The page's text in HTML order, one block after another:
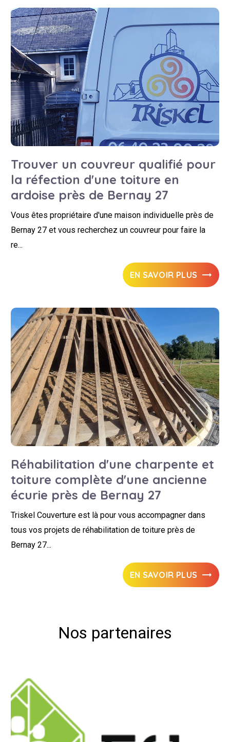
Trouver un couvreur qualifié pour
la réfection d'une toiture en
ardoise près de Bernay 27
Vous êtes propriétaire d'une maison individuelle près de
Bernay 27 et vous recherchez un couvreur pour faire la
re...
EN SAVOIR PLUS
Réhabilitation d'une charpente et
toiture complète d'une ancienne
écurie près de Bernay 27
Triskel Couverture est là pour vous accompagner dans
tous vos projets de réhabilitation de toiture près de
Bernay 27...
EN SAVOIR PLUS
Nos partenaires